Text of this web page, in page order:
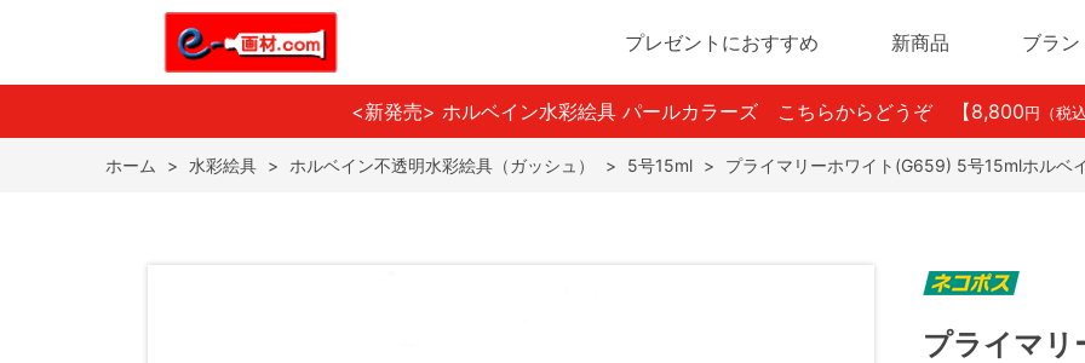
プレゼントにおすすめ 新商品 ブラン
<新発売> ホルベイン水彩絵具 パールカラーズ こちらからどうぞ 【8,800 円（税
ホーム > 水彩絵具 > ホルベイン不透明水彩絵具（ガッシュ） > 5号15ml > プライマリーホワイト(G659) 5号15mlホルベ
プライマ